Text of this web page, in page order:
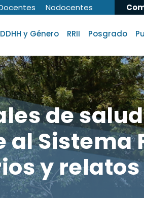
Nodocentes
DDHH y Género RRII Posgrado
de
Sistema
y relatos